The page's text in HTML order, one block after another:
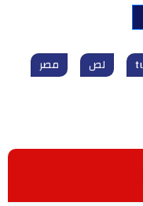
لص
مصر